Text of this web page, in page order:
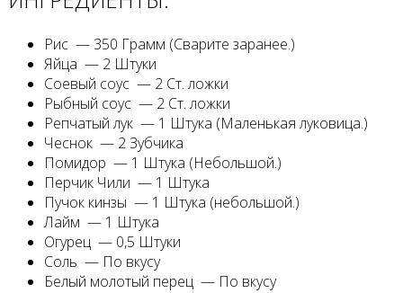
Рис — 350 Грамм (Сварите заранее.)
Яйца — 2 Штуки
Соевый соус — 2 Ст. ложки
Рыбный соус — 2 Ст. ложки
Репчатый лук — 1 Штука (Маленькая луковица.)
Чеснок — 2 Зубчика
Помидор — 1 Штука (Небольшой.)
Перчик Чили — 1 Штука
Пучок кинзы — 1 Штука (небольшой.)
Лайм — 1 Штука
Огурец — 0,5 Штуки
Соль — По вкусу
Белый молотый перец — По вкусу